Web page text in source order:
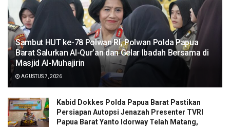
Sambut HUT ke-78 Polwan RI, Polwan Polda Papua
Barat Salurkan Al-Qur’an dan Gelar Ibadah Bersama di
Masjid Al-Muhajirin
AGUSTUS 7, 2026
Kabid Dokkes Polda Papua Barat Pastikan
Persiapan Autopsi Jenazah Presenter TVRI
Papua Barat Yanto Idorway Telah Matang,